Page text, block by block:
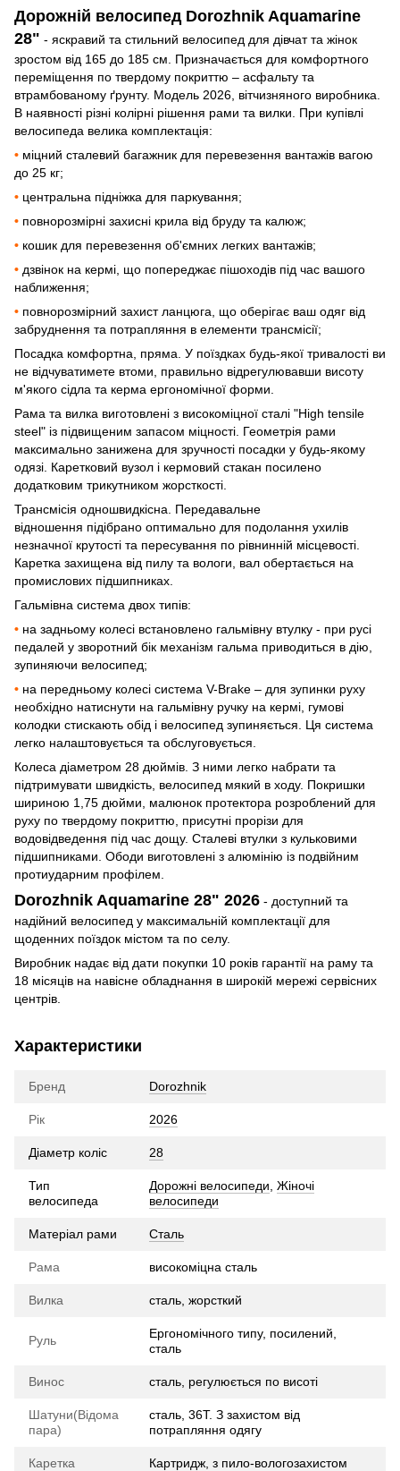
Дорожній велосипед Dorozhnik Aquamarine
28" - яскравий та стильний велосипед для дівчат та жінок
зростом від 165 до 185 см. Призначається для комфортного
переміщення по твердому покриттю – асфальту та
втрамбованому ґрунту. Модель 2026, вітчизняного виробника.
В наявності різні колірні рішення рами та вилки. При купівлі
велосипеда велика комплектація:
• міцний сталевий багажник для перевезення вантажів вагою
до 25 кг;
• центральна підніжка для паркування;
• повнорозмірні захисні крила від бруду та калюж;
• кошик для перевезення об'ємних легких вантажів;
• дзвінок на кермі, що попереджає пішоходів під час вашого
наближення;
• повнорозмірний захист ланцюга, що оберігає ваш одяг від
забруднення та потрапляння в елементи трансмісії;
Посадка комфортна, пряма. У поїздках будь-якої тривалості ви
не відчуватимете втоми, правильно відрегулювавши висоту
м'якого сідла та керма ергономічної форми.
Рама та вилка виготовлені з високоміцної сталі "High tensile
steel" із підвищеним запасом міцності. Геометрія рами
максимально занижена для зручності посадки у будь-якому
одязі. Каретковий вузол і кермовий стакан посилено
додатковим трикутником жорсткості.
Трансмісія одношвидкісна. Передавальне
відношення підібрано оптимально для подолання ухилів
незначної крутості та пересування по рівнинній місцевості.
Каретка захищена від пилу та вологи, вал обертається на
промислових підшипниках.
Гальмівна система двох типів:
• на задньому колесі встановлено гальмівну втулку - при русі
педалей у зворотний бік механізм гальма приводиться в дію,
зупиняючи велосипед;
• на передньому колесі система V-Brake – для зупинки руху
необхідно натиснути на гальмівну ручку на кермі, гумові
колодки стискають обід і велосипед зупиняється. Ця система
легко налаштовується та обслуговується.
Колеса діаметром 28 дюймів. З ними легко набрати та
підтримувати швидкість, велосипед мякий в ходу. Покришки
шириною 1,75 дюйми, малюнок протектора розроблений для
руху по твердому покриттю, присутні прорізи для
водовідведення під час дощу. Сталеві втулки з кульковими
підшипниками. Ободи виготовлені з алюмінію із подвійним
протиударним профілем.
Dorozhnik Aquamarine 28" 2026 - доступний та
надійний велосипед у максимальній комплектації для
щоденних поїздок містом та по селу.
Виробник надає від дати покупки 10 років гарантії на раму та
18 місяців на навісне обладнання в широкій мережі сервісних
центрів.
Характеристики
Бренд Dorozhnik
Рік 2026
Діаметр коліс 28
Тип
велосипеда
Дорожні велосипеди Жіночі
велосипеди
Матеріал рами Сталь
Рама високоміцна сталь
Вилка сталь, жорсткий
Руль
Ергономічного типу, посилений,
сталь
Винос сталь, регулюється по висоті
Шатуни(Відома
пара)
сталь, 36T. З захистом від
потрапляння одягу
Каретка Картридж, з пило-вологозахистом